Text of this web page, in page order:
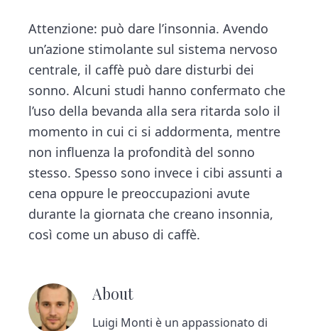
Attenzione: può dare l’insonnia. Avendo
un’azione stimolante sul sistema nervoso
centrale, il caffè può dare disturbi dei
sonno. Alcuni studi hanno confermato che
l’uso della bevanda alla sera ritarda solo il
momento in cui ci si addormenta, mentre
non influenza la profondità del sonno
stesso. Spesso sono invece i cibi assunti a
cena oppure le preoccupazioni avute
durante la giornata che creano insonnia,
così come un abuso di caffè.
About
Luigi Monti è un appassionato di